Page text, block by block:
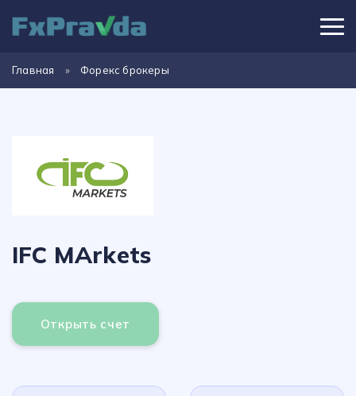
Главная » Форекс брокеры
IFC MArkets
Открыть счет